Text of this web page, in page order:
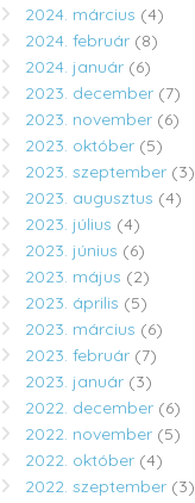
2024. március (4)
2024. február(8)
2024. január(6)
2023. december(7)
2023. november(6)
2023. október(5)
2023. szeptember(3)
2023. augusztus (4)
2023. július (4)
2023. június (6)
2023. május (2)
2023. április (5)
2023. március (6)
2023. február(7)
2023. január(3)
2022. december(6)
2022. november(5)
2022. október(4)
2022. szeptember(3)